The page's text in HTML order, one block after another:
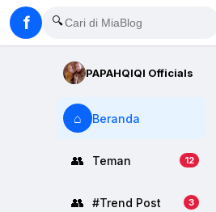
f 🔍
PAPAHQIQI Officials
⌂ Beranda
👥 Teman 12
👥 #Trend Post 3